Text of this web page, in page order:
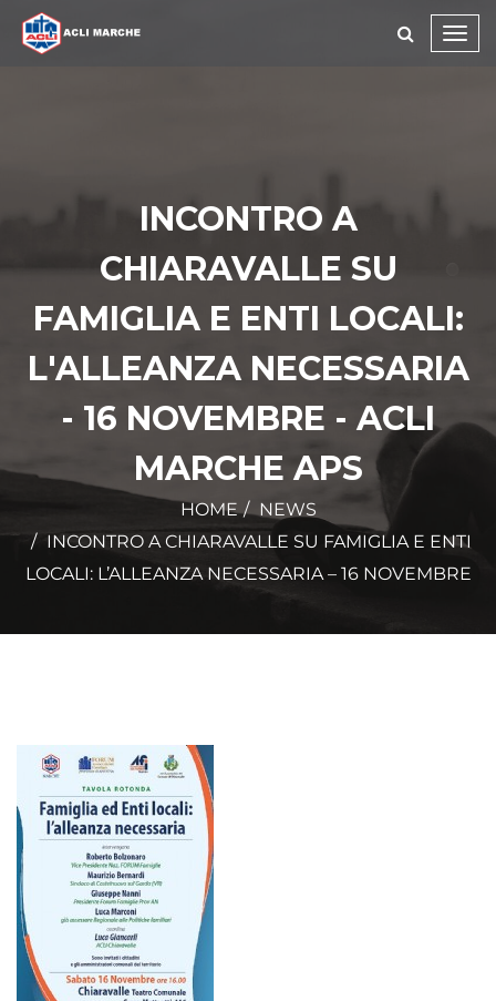
INCONTRO A
CHIARAVALLE SU
FAMIGLIA E ENTI LOCALI:
L'ALLEANZA NECESSARIA
- 16 NOVEMBRE - ACLI
MARCHE APS
HOME
NEWS
INCONTRO A CHIARAVALLE SU FAMIGLIA E ENTI
LOCALI: L’ALLEANZA NECESSARIA – 16 NOVEMBRE